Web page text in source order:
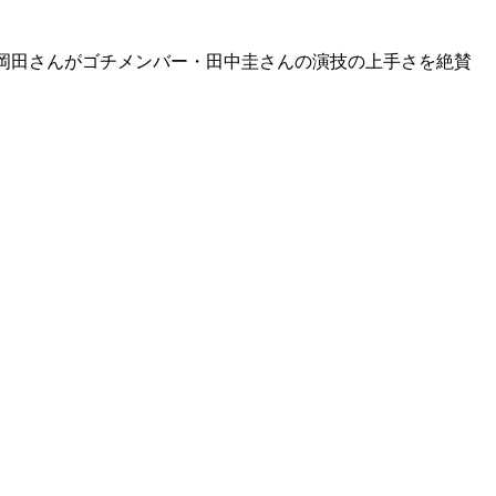
さんがゴチメンバー・田中圭さんの演技の上手さを絶賛